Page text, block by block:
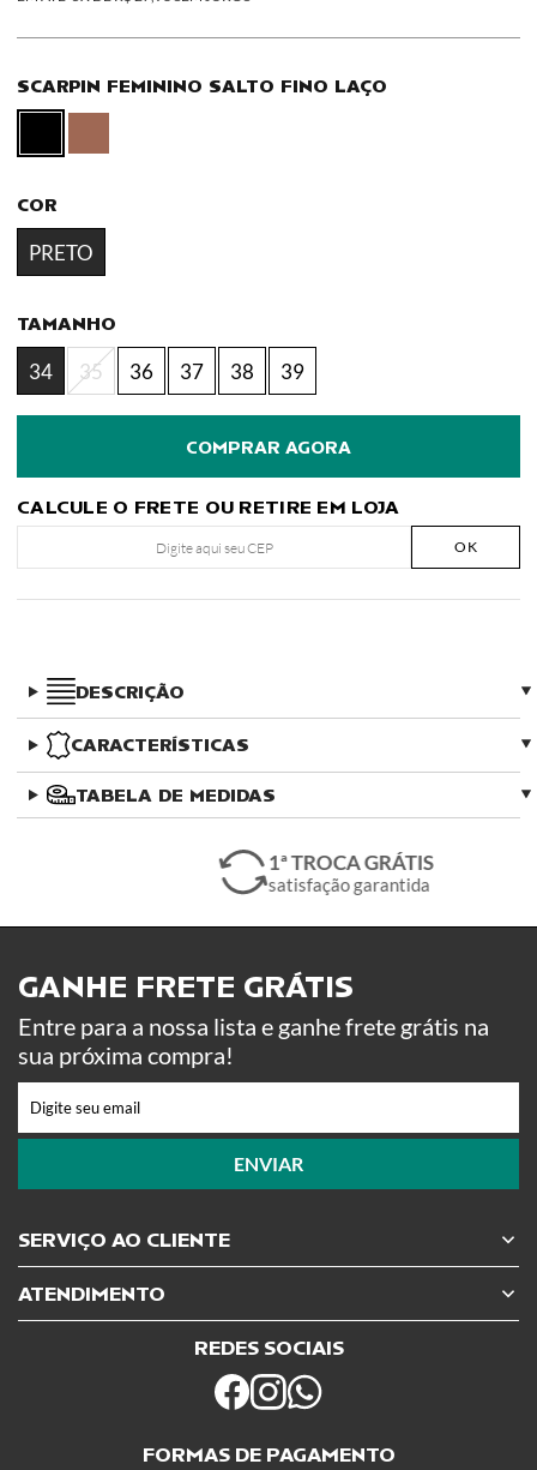
SCARPIN FEMININO SALTO FINO LAÇO
COR
PRETO
TAMANHO
34 35 36 37 38 39
CALCULE O FRETE OU RETIRE EM LOJA
OK
DESCRIÇÃO
CARACTERÍSTICAS
TABELA DE MEDIDAS
1ª TROCA GRÁTIS
satisfação garantida
SERVIÇO AO CLIENTE
ATENDIMENTO
REDES SOCIAIS
FORMAS DE PAGAMENTO
GANHE FRETE GRÁTIS ​
Entre para a nossa lista e ganhe frete grátis na
sua próxima compra!
ENVIAR